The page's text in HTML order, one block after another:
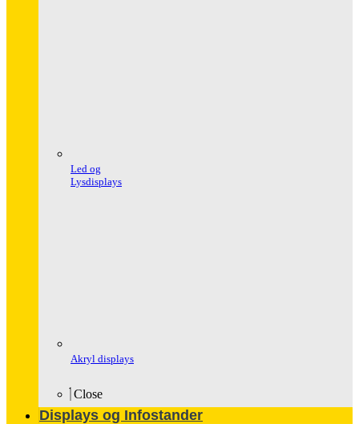
Led og
Lysdisplays
Akryl displays
Close
Displays og Infostander